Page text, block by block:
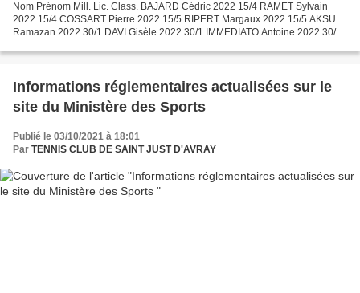
Nom Prénom Mill. Lic. Class. BAJARD Cédric 2022 15/4 RAMET Sylvain
2022 15/4 COSSART Pierre 2022 15/5 RIPERT Margaux 2022 15/5 AKSU
Ramazan 2022 30/1 DAVI Gisèle 2022 30/1 IMMEDIATO Antoine 2022 30/1
Informations réglementaires actualisées sur le
site du Ministère des Sports
Publié le 03/10/2021 à 18:01
Par TENNIS CLUB DE SAINT JUST D'AVRAY